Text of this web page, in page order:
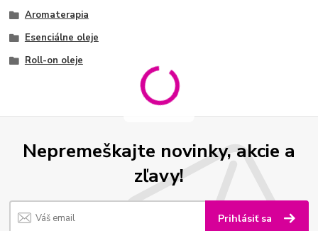
Aromaterapia
Esenciálne oleje
Roll-on oleje
Nepremeškajte novinky, akcie a
zľavy!
Prihlásiť sa